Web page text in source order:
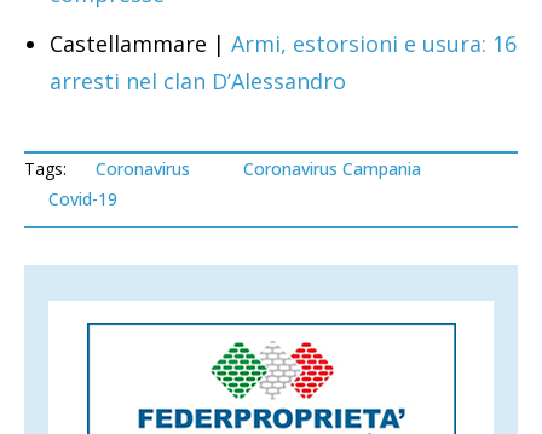
Castellammare | Armi, estorsioni e usura: 16
arresti nel clan D’Alessandro
Tags: Coronavirus
Coronavirus Campania
Covid-19